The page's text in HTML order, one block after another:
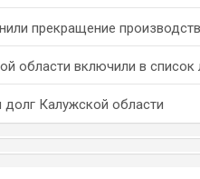
прекращение
области включили в список
Калужской области